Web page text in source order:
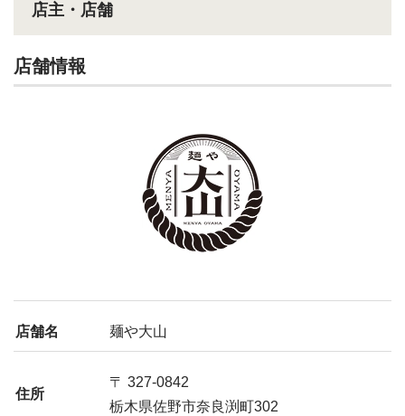
店主・店舗
店舗情報
店舗名 麺や大山
住所
〒 327-0842
栃木県佐野市奈良渕町302